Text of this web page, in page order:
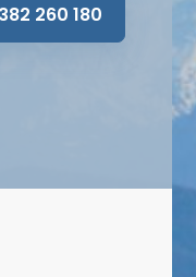
260 180